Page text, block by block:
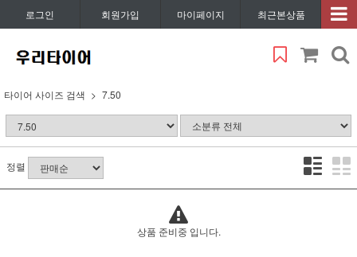
로그인 회원가입 마이페이지 최근본상품
타이어 사이즈 검색 7.50
정렬
상품 준비중 입니다.